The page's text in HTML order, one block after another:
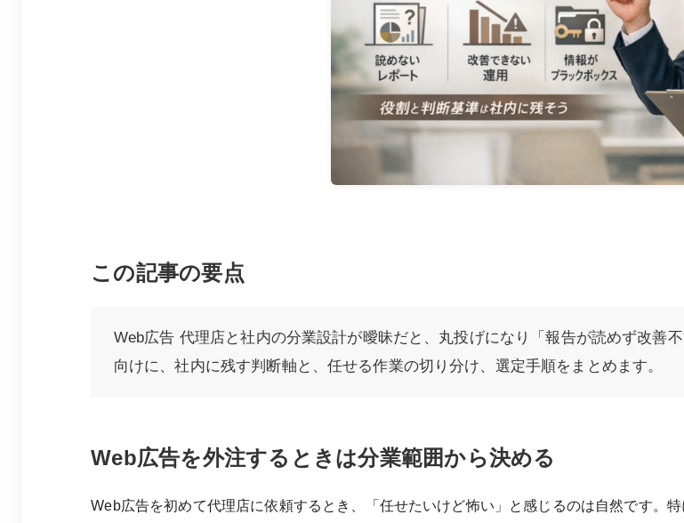
この記事の要点
Web広告 代理店と社内の分業設計が曖昧だと、丸投げになり「報告が読めず改善
向けに、社内に残す判断軸と、任せる作業の切り分け、選定手順をまとめます。
Web広告を外注するときは分業範囲から決める
Web広告を初めて代理店に依頼するとき、「任せたいけど怖い」と感じるのは自然です。